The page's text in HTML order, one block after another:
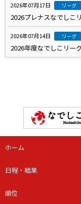
2026年07月17日 リーグ
2026プレナスなでし
2026年07月14日 リーグ
2026年度なでしこリ
ホーム
日程・結果
順位